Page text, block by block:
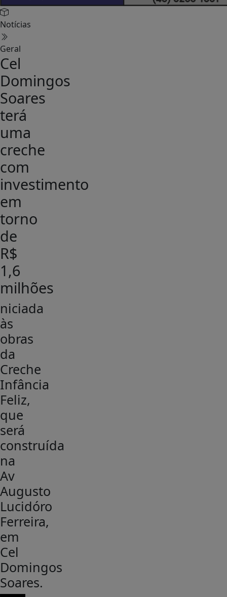
Notícias
Geral
Cel
Domingos
Soares
terá
uma
creche
com
investimento
em
torno
de
R$
1,6
milhões
niciada
às
obras
da
Creche
Infância
Feliz,
que
será
construída
na
Av
Augusto
Lucidóro
Ferreira,
em
Cel
Domingos
Soares.